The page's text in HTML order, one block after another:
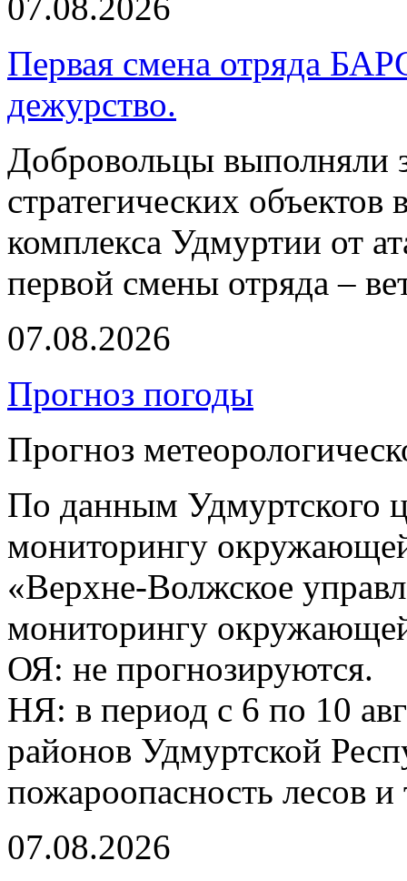
Первая смена отряда
дежурство.
Добровольцы выполняли
стратегических
комплекса Удмуртии от
первой смены отряда –
07.08.2026
Прогноз погоды
Прогноз
По данным Удмуртского
мониторингу
«Верхне-Волжское
мониторингу
ОЯ: не прогнозируются.
НЯ: в период с 6 по 10
районов Удмуртской
пожароопасность лесов
07.08.2026